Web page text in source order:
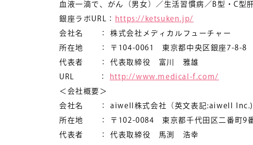
血液一滴で、がん（男女）／生活習慣病／B型・C型
銀座ラボURL：
https://ketsuken.jp/
会社名 ： 株式会社メディカルフューチャー
所在地 ： 〒104-0061 東京都中央区銀座7-8-8
代表者 ： 代表取締役 富川 雅雄
URL ：
http://www.medical-f.com/
＜会社概要＞
会社名 ： aiwell株式会社（英文表記:aiwell Inc.)
所在地 ： 〒102-0084 東京都千代田区二番町9番
代表者 ： 代表取締役 馬渕 浩幸